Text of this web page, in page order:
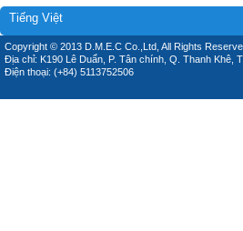
Tiếng Việt
Copyright © 2013 D.M.E.C Co.,Ltd, All Rights
Địa chỉ: K190 Lê Duẩn, P. Tân chính, Q. Thanh Khê,
Điện thoại: (+84) 5113752506